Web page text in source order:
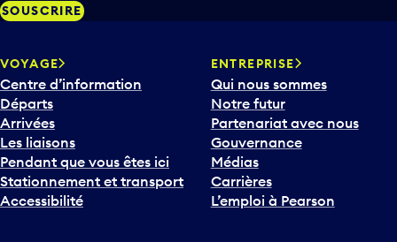
SOUSCRIRE
VOYAGE
Centre d’information
Départs
Arrivées
Les liaisons
Pendant que vous êtes ici
Stationnement et transport
Accessibilité
ENTREPRISE
Qui nous sommes
Notre futur
Partenariat avec nous
Gouvernance
Médias
Carrières
L’emploi à Pearson